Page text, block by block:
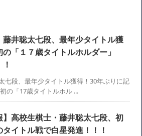
藤井聡太七段、最年少タイトル獲
「１７歳タイトルホルダー」
七段、最年少タイトル獲得！30年ぶりに記
の「17歳タイトルホル ...
】高校生棋士・藤井聡太七段、初
タイトル戦で白星発進！！！